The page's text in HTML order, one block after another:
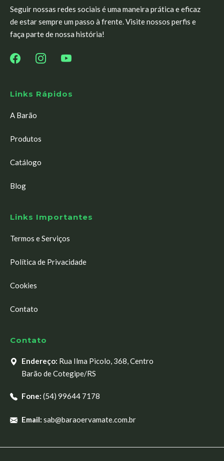
Seguir nossas redes sociais é uma maneira prática e eficaz
de estar sempre um passo à frente. Visite nossos perfis e
faça parte de nossa história!
Links Rápidos
A Barão
Produtos
Catálogo
Blog
Links Importantes
Termos e Serviços
Política de Privacidade
Cookies
Contato
Contato
Endereço: Rua Ilma Picolo, 368, Centro
Barão de Cotegipe/RS
Fone: (54) 99644 7178
Email: sab@baraoervamate.com.br